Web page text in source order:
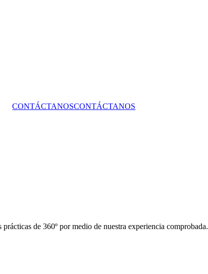
CONTÁCTANOSCONTÁCTANOS
de 360º por medio de nuestra experiencia comprobada.